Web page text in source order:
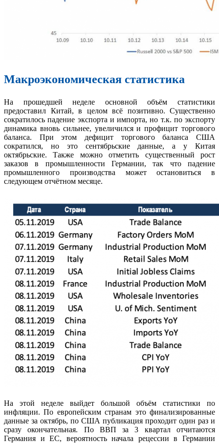
Макроэкономическая статистика
На прошедшей неделе основной объём статистики
предоставил Китай, в целом всё позитивно. Существенно
сократилось падение экспорта и импорта, но т.к. по экспорту
динамика вновь сильнее, увеличился и профицит торгового
баланса. При этом дефицит торгового баланса США
сократился, но это сентябрьские данные, а у Китая
октябрьские. Также можно отметить существенный рост
заказов в промышленности Германии, так что падение
промышленного производства может остановиться в
следующем отчётном месяце.
На этой неделе выйдет большой объём статистики по
инфляции. По европейским странам это финализированные
данные за октябрь, по США публикация проходит один раз и
сразу окончательная. По ВВП за 3 квартал отчитаются
Германия и ЕС, вероятность начала рецессии в Германии